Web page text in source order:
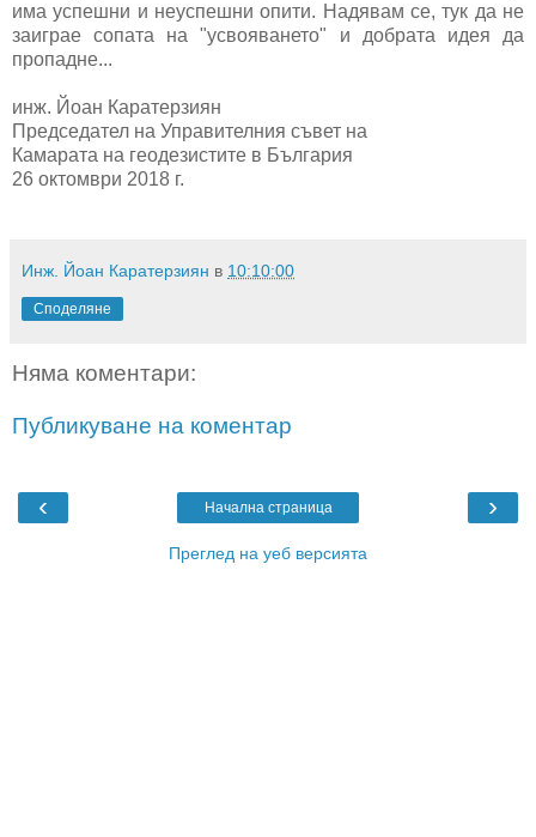
има успешни и неуспешни опити. Надявам се, тук да не
заиграе сопата на "усвояването" и добрата идея да
пропадне...
инж. Йоан Каратерзиян
Председател на Управителния съвет на
Камарата на геодезистите в България
26 октомври 2018 г.
Инж. Йоан Каратерзиян в 10:10:00
Споделяне
Няма коментари:
Публикуване на коментар
‹ ›
Начална страница
Преглед на уеб версията